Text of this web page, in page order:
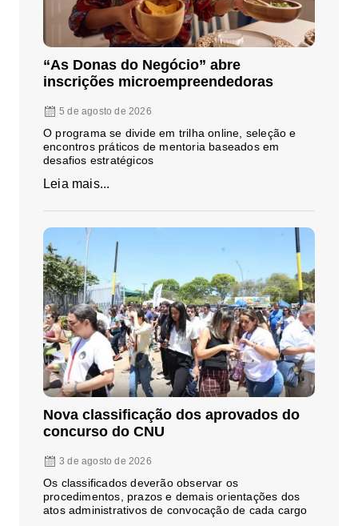
“As Donas do Negócio” abre
inscrições microempreendedoras
5 de agosto de 2026
O programa se divide em trilha online, seleção e
encontros práticos de mentoria baseados em
desafios estratégicos
Leia mais...
Nova classificação dos aprovados do
concurso do CNU
3 de agosto de 2026
Os classificados deverão observar os
procedimentos, prazos e demais orientações dos
atos administrativos de convocação de cada cargo